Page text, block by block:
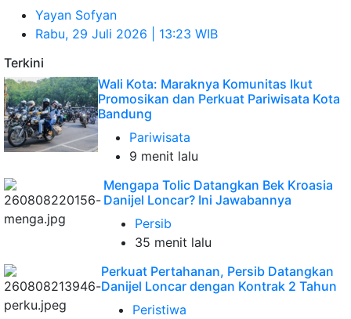
Yayan Sofyan
Rabu, 29 Juli 2026 | 13:23 WIB
Terkini
Wali Kota: Maraknya Komunitas Ikut
Promosikan dan Perkuat Pariwisata Kota
Bandung
Pariwisata
9 menit lalu
Mengapa Tolic Datangkan Bek Kroasia
Danijel Loncar? Ini Jawabannya
Persib
35 menit lalu
Perkuat Pertahanan, Persib Datangkan
Danijel Loncar dengan Kontrak 2 Tahun
Peristiwa